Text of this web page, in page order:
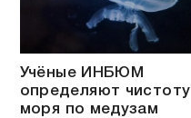
Учёные ИНБЮМ
определяют чистоту
моря по медузам